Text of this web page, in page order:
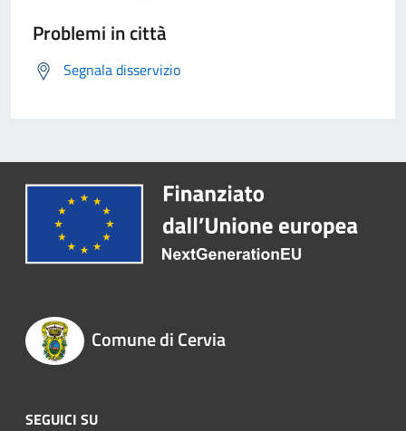
Problemi in città
Segnala disservizio
Comune di Cervia
SEGUICI SU